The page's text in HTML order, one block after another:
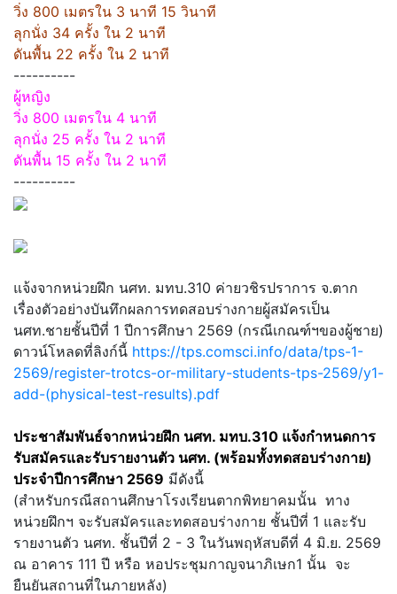
วิ่ง 800 เมตรใน 3 นาที 15 วินาที
ลุกนั่ง 34 ครั้ง ใน 2 นาที
ดันพื้น 22 ครั้ง ใน 2 นาที
----------
ผู้หญิง
วิ่ง 800 เมตรใน 4 นาที
ลุกนั่ง 25 ครั้ง ใน 2 นาที
ดันพื้น 15 ครั้ง ใน 2 นาที
----------
แจ้งจากหน่วยฝึก นศท. มทบ.310 ค่ายวชิรปราการ จ.ตาก
เรื่องตัวอย่างบันทึกผลการทดสอบร่างกายผู้สมัครเป็น
นศท.ชายชั้นปีที่ 1 ปีการศึกษา 2569 (กรณีเกณฑ์ฯของผู้ชาย)
ดาวน์โหลดที่ลิงก์นี้ https://tps.comsci.info/data/tps-1-
2569/register-trotcs-or-military-students-tps-2569/y1-
add-(physical-test-results).pdf
ประชาสัมพันธ์จากหน่วยฝึก นศท. มทบ.310 แจ้งกำหนดการ
รับสมัครและรับรายงานตัว นศท. (พร้อมทั้งทดสอบร่างกาย)
ประจำปีการศึกษา 2569 มีดังนี้
(สำหรับกรณีสถานศึกษาโรงเรียนตากพิทยาคมนั้น ทาง
หน่วยฝึกฯ จะรับสมัครและทดสอบร่างกาย ชั้นปีที่ 1 และรับ
รายงานตัว นศท. ชั้นปีที่ 2 - 3 ในวันพฤหัสบดีที่ 4 มิ.ย. 2569
ณ อาคาร 111 ปี หรือ หอประชุมกาญจนาภิเษก1 นั้น จะ
ยืนยันสถานที่ในภายหลัง)